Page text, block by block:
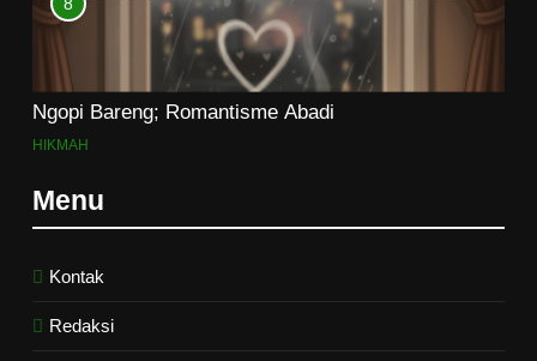
Ngopi Bareng; Romantisme Abadi
HIKMAH
Menu
Kontak
Redaksi